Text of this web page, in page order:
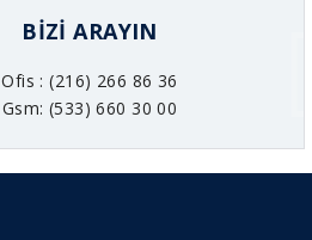
BIZI ARAYIN
Ofis : (216) 266 86 36
Gsm: (533) 660 30 00